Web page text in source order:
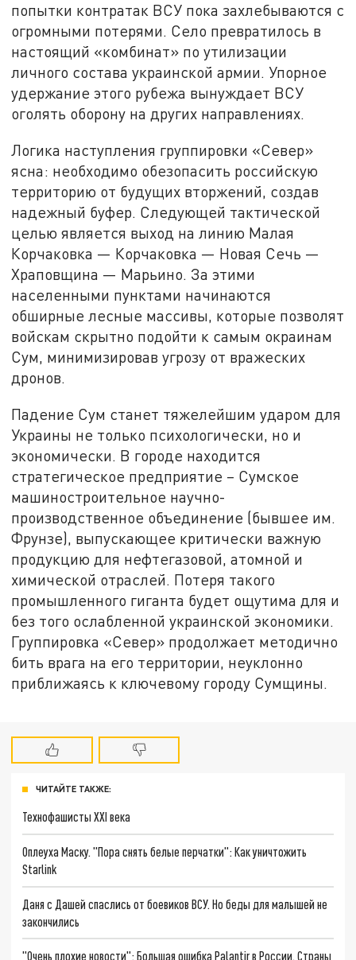
попытки контратак ВСУ пока захлебываются с
огромными потерями. Село превратилось в
настоящий «комбинат» по утилизации
личного состава украинской армии. Упорное
удержание этого рубежа вынуждает ВСУ
оголять оборону на других направлениях.
Логика наступления группировки «Север»
ясна: необходимо обезопасить российскую
территорию от будущих вторжений, создав
надежный буфер. Следующей тактической
целью является выход на линию Малая
Корчаковка — Корчаковка — Новая Сечь —
Храповщина — Марьино. За этими
населенными пунктами начинаются
обширные лесные массивы, которые позволят
войскам скрытно подойти к самым окраинам
Сум, минимизировав угрозу от вражеских
дронов.
Падение Сум станет тяжелейшим ударом для
Украины не только психологически, но и
экономически. В городе находится
стратегическое предприятие – Сумское
машиностроительное научно-
производственное объединение (бывшее им.
Фрунзе), выпускающее критически важную
продукцию для нефтегазовой, атомной и
химической отраслей. Потеря такого
промышленного гиганта будет ощутима для и
без того ослабленной украинской экономики.
Группировка «Север» продолжает методично
бить врага на его территории, неуклонно
приближаясь к ключевому городу Сумщины.
ЧИТАЙТЕ ТАКЖЕ:
Технофашисты XXI века
Оплеуха Маску. "Пора снять белые перчатки": Как уничтожить
Starlink
Даня с Дашей спаслись от боевиков ВСУ. Но беды для малышей не
закончились
"Очень плохие новости": Большая ошибка Palantir в России. Страны